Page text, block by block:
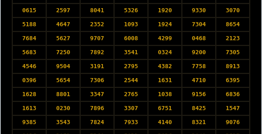
0615 2597 8041 5326 1920 9330 3070
5188 4647 2352 1093 1924 7304 8654
7684 5627 9707 6008 4299 0468 2123
5683 7250 7892 3541 0324 9200 7305
4546 9504 3191 2795 4382 7758 8913
0396 5654 7306 2544 1631 4710 6395
1628 8801 3347 2765 1038 9156 6836
1613 0230 7896 3307 6751 8425 1547
9385 3543 7824 7933 4140 8321 9076